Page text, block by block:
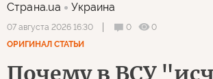
Страна.ua Украина
07 августа 2026 16:30 0
0
ОРИГИНАЛ СТАТЬИ
Почему в ВСУ